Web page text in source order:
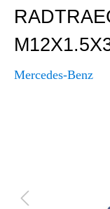
Mercedes-Benz